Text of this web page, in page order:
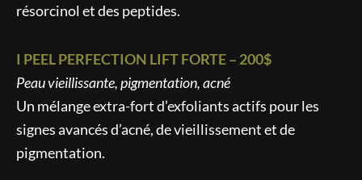
résorcinol et des peptides.
I PEEL PERFECTION LIFT FORTE – 200$
Peau vieillissante, pigmentation, acné
Un mélange extra-fort d’exfoliants actifs pour les
signes avancés d’acné, de vieillissement et de
pigmentation.